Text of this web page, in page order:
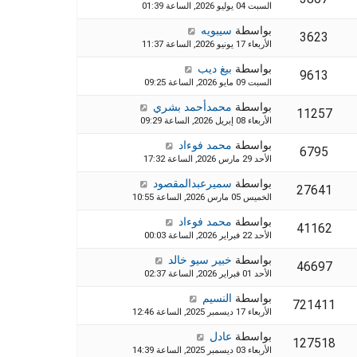
السبت 04 يوليو 2026, الساعة 01:39
3623 بواسطة سيبويه
الأربعاء 17 يونيو 2026, الساعة 11:37
9613 بواسطة بيغ ديب
السبت 09 مايو 2026, الساعة 09:25
11257 بواسطة محمدأحمد بشري
الأربعاء 08 إبريل 2026, الساعة 09:29
6795 بواسطة محمد فوءاد
الأحد 29 مارس 2026, الساعة 17:32
27641 بواسطة سميرعبدالمقصود
الخميس 05 مارس 2026, الساعة 10:55
41162 بواسطة محمد فوءاد
الأحد 22 فبراير 2026, الساعة 00:03
46697 بواسطة خبير سيو خالد
الأحد 01 فبراير 2026, الساعة 02:37
721411 بواسطة النسيم
الأربعاء 17 ديسمبر 2025, الساعة 12:46
127518 بواسطة عادل
الأربعاء 03 ديسمبر 2025, الساعة 14:39